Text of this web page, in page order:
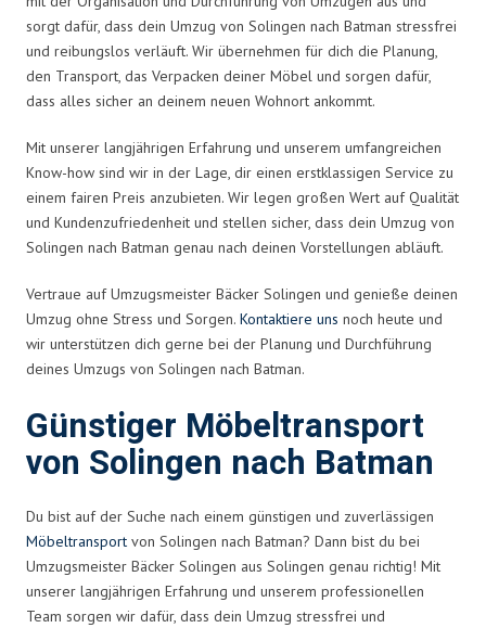
sorgt dafür, dass dein Umzug von Solingen nach Batman stressfrei
und reibungslos verläuft. Wir übernehmen für dich die Planung,
den Transport, das Verpacken deiner Möbel und sorgen dafür,
dass alles sicher an deinem neuen Wohnort ankommt.
Mit unserer langjährigen Erfahrung und unserem umfangreichen
Know-how sind wir in der Lage, dir einen erstklassigen Service zu
einem fairen Preis anzubieten. Wir legen großen Wert auf Qualität
und Kundenzufriedenheit und stellen sicher, dass dein Umzug von
Solingen nach Batman genau nach deinen Vorstellungen abläuft.
Vertraue auf Umzugsmeister Bäcker Solingen und genieße deinen
Umzug ohne Stress und Sorgen. Kontaktiere uns noch heute und
wir unterstützen dich gerne bei der Planung und Durchführung
deines Umzugs von Solingen nach Batman.
Günstiger Möbeltransport
von Solingen nach Batman
Du bist auf der Suche nach einem günstigen und zuverlässigen
Möbeltransport von Solingen nach Batman? Dann bist du bei
Umzugsmeister Bäcker Solingen aus Solingen genau richtig! Mit
unserer langjährigen Erfahrung und unserem professionellen
Team sorgen wir dafür, dass dein Umzug stressfrei und